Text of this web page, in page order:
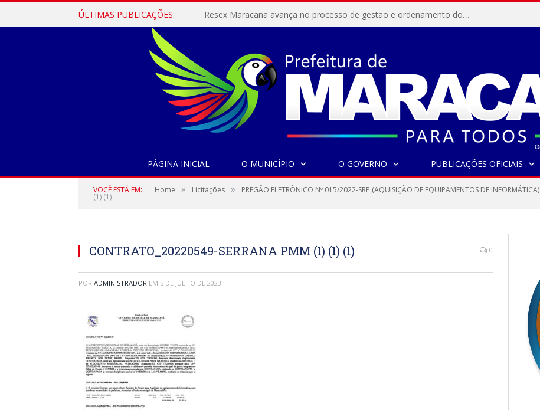
ÚLTIMAS PUBLICAÇÕES: Resex Maracanã avança no processo de gestão e ordenamento do turismo em nossas áreas protegidas.
PÁGINA INICIAL O MUNICÍPIO O GOVERNO PUBLICAÇÕES OFICIAIS
VOCÊ ESTÁ EM: Home » Licitações » PREGÃO ELETRÔNICO Nº 015/2022-SRP (AQUISIÇÃO DE EQUIPAMENTOS DE INFORMÁTICA)
(1) (1)
CONTRATO_20220549-SERRANA PMM (1) (1) (1) 0
POR ADMINISTRADOR EM 5 DE JULHO DE 2023